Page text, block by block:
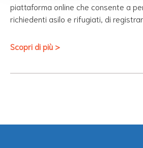
piattaforma online che consente a
richiedenti asilo e rifugiati, di
Scopri di più >